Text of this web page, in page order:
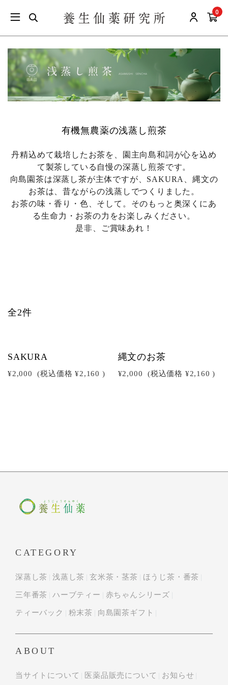
0
有機無農薬の浅蒸し煎茶
丹精込めて栽培したお茶を、園主向島和詞が心を込め
て製茶している自慢の深蒸し煎茶です。
向島園茶は深蒸し茶が主体ですが、SAKURA、縄文の
お茶は、昔ながらの浅蒸しでつくりました。
お茶の味・香り・色、そして。そのもっと奥深くにあ
る生命力・お茶の力をお楽しみください。
是非、ご賞味あれ！
全2件
SAKURA
¥2,000 (税込価格 ¥2,160 )
縄文のお茶
¥2,000 (税込価格 ¥2,160 )
CATEGORY
深蒸し茶 浅蒸し茶 玄米茶・茎茶 ほうじ茶・番茶
三年番茶 ハーブティー 赤ちゃんシリーズ
ティーバック 粉末茶 向島園茶ギフト
ABOUT
当サイトについて 医薬品販売について お知らせ